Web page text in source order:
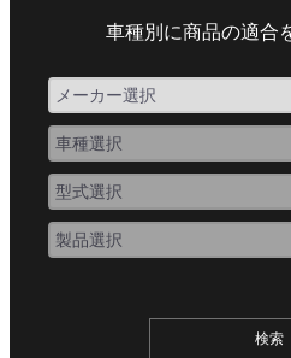
車種別に商品の適合